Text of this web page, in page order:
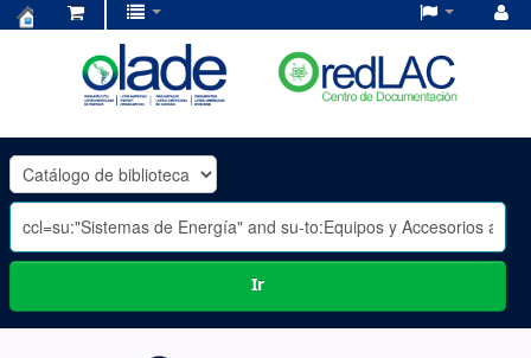
OLADE
-
Ir